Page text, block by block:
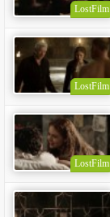
LostFilm
LostFilm
LostFilm